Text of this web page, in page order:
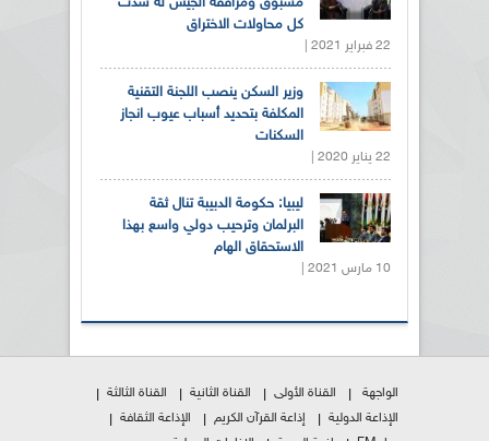
كل محاولات الاختراق
22 فبراير 2021 |
وزير السكن ينصب اللجنة التقنية
المكلفة بتحديد أسباب عيوب انجاز
السكنات
22 يناير 2020 |
ليبيا: حكومة الدبيبة تنال ثقة
البرلمان وترحيب دولي واسع بهذا
الاستحقاق الهام
10 مارس 2021 |
الواجهة القناة الأولى القناة الثانية
القناة الثالثة
الإذاعة الدولية
إذاعة القرآن الكريم
الإذاعة الثقافة